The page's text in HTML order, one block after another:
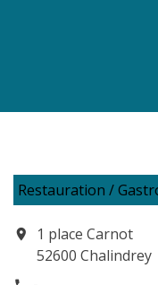
Restauration /
location_on
1 place Carnot
52600 Chalindrey